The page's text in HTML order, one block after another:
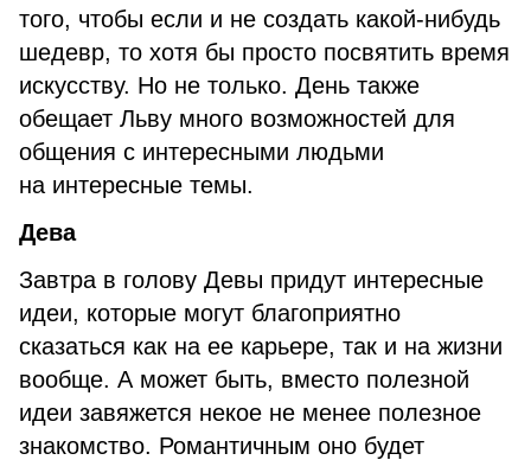
того, чтобы если и не создать какой-нибудь
шедевр, то хотя бы просто посвятить время
искусству. Но не только. День также
обещает Льву много возможностей для
общения с интересными людьми
на интересные темы.
Дева
Завтра в голову Девы придут интересные
идеи, которые могут благоприятно
сказаться как на ее карьере, так и на жизни
вообще. А может быть, вместо полезной
идеи завяжется некое не менее полезное
знакомство. Романтичным оно будет